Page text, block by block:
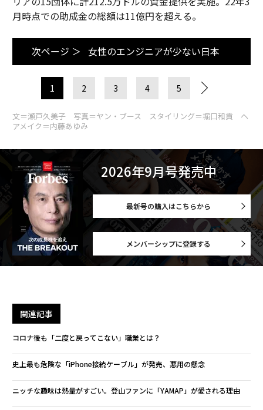
月時点での助成金の総額は11億円を超える。
次ページ ＞ 女性のエンジニアが少ない日本
1 2 3 4 5
文＝瀬戸久美子 写真＝ヤン・ブース スタイリング＝堀口和貢 ヘ
アメイク＝内藤あゆみ
2026年9月号発売中
最新号の購入はこちらから
メンバーシップに登録する
関連記事
コロナ後も「二度と戻ってこない」職業とは？
史上最も危険な「iPhone接続ケーブル」が発売、悪用の懸念
ニッチな趣味は熱量がすごい。登山ファンに「YAMAP」が愛される理由